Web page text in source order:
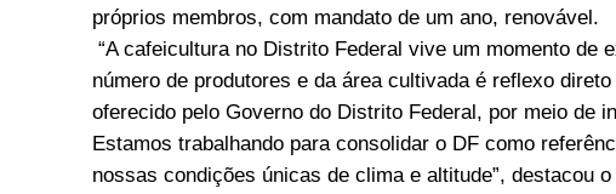
próprios membros, com mandato de um ano, renovável.
“A cafeicultura no Distrito Federal vive um momento de
número de produtores e da área cultivada é reflexo
oferecido pelo Governo do Distrito Federal, por meio de
Estamos trabalhando para consolidar o DF como
nossas condições únicas de clima e altitude”, destacou